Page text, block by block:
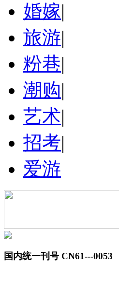
婚嫁|
旅游|
粉巷|
潮购|
艺术|
招考|
爱游
国内统一刊号 CN61---0053